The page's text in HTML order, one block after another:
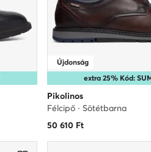
extra 25% Kód:
Újdonság
Pikolinos
Félcipő · Sötétbarna
50 610Ft